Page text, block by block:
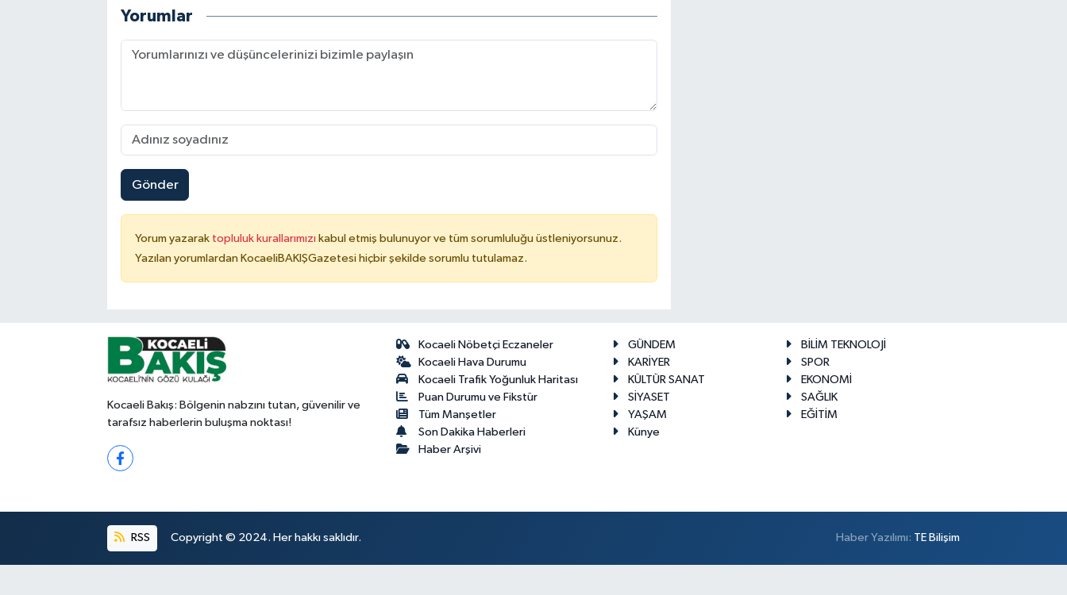
Yorumlar
Gönder
Yorum yazarak topluluk kurallarımızı kabul etmiş bulunuyor ve tüm sorumluluğu üstleniyorsunuz.
Yazılan yorumlardan KocaeliBAKIŞGazetesi hiçbir şekilde sorumlu tutulamaz.
Kocaeli Bakış: Bölgenin nabzını tutan, güvenilir ve
tarafsız haberlerin buluşma noktası!
Kocaeli Nöbetçi Eczaneler
Kocaeli Hava Durumu
Kocaeli Trafik Yoğunluk Haritası
Puan Durumu ve Fikstür
Tüm Manşetler
Son Dakika Haberleri
Haber Arşivi
GÜNDEM
BİLİM TEKNOLOJİ
KARİYER
SPOR
KÜLTÜR SANAT
EKONOMİ
SİYASET
SAĞLIK
YAŞAM
EĞİTİM
Künye
RSS Copyright © 2024. Her hakkı saklıdır. Haber Yazılımı: TE Bilişim